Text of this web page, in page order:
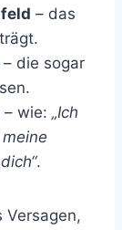
– das
– die sogar
– wie: „Ich
.
Versagen,